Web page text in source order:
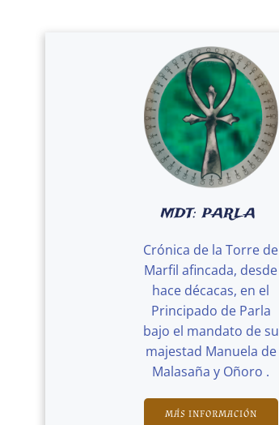
MDT: PARLA
Crónica de la Torre de
Marfil afincada, desde
hace décacas, en el
Principado de Parla
bajo el mandato de su
majestad Manuela de
Malasaña y Oñoro .
MÁS INFORMACIÓN